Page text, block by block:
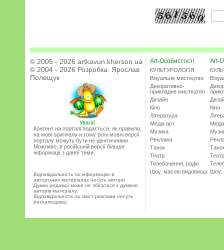
© 2005 - 2026 artkavun.kherson.ua
© 2004 - 2026 Розробка: Ярослав
Полещук
Увага!
Контент на порталі подається, як правило,
на мові оригіналу и тому різні мовні версії
порталу можуть бути не ідентичними.
Можливо, в російській версії більше
інформації з даної теми.
Відповідальність за інформацію в
авторських матеріалах несуть автори.
Думка редакції може не збігатися з думкою
авторів матеріалу.
Відповідальність за зміст реклами несуть
рекламодавці.
Art-Особистості
КУЛЬТУРОЛОГІЯ
Візуальне мистецтво
Декоративно-
прикладне мистецтво
Дизайн
Кіно
Література
Медіа арт
Музика
Реклама
Танок
Театр
Телебачення, радіо
Шоу, масові видовища
Art-
Кіно
Театр
Шоу,